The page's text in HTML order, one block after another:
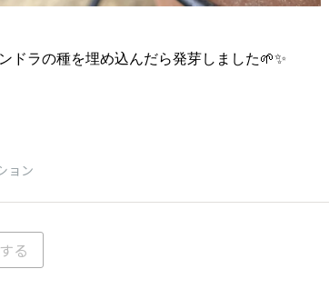
ドラの種を埋め込んだら発芽しました🌱✨
ョン
る